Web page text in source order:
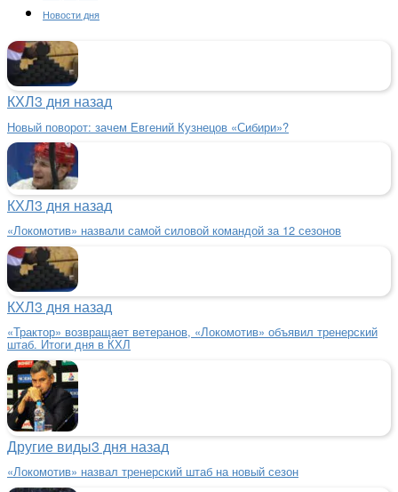
Новости дня
КХЛ3 дня назад
Новый поворот: зачем Евгений Кузнецов «Сибири»?
КХЛ3 дня назад
«Локомотив» назвали самой силовой командой за 12 сезонов
КХЛ3 дня назад
«Трактор» возвращает ветеранов, «Локомотив» объявил тренерский
штаб. Итоги дня в КХЛ
Другие виды3 дня назад
«Локомотив» назвал тренерский штаб на новый сезон